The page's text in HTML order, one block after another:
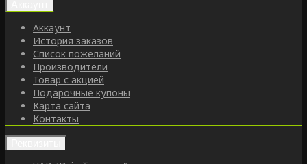
Аккаунт
История заказов
Список пожеланий
Производители
Товар с акцией
Подарочные купоны
Карта сайта
Контакты